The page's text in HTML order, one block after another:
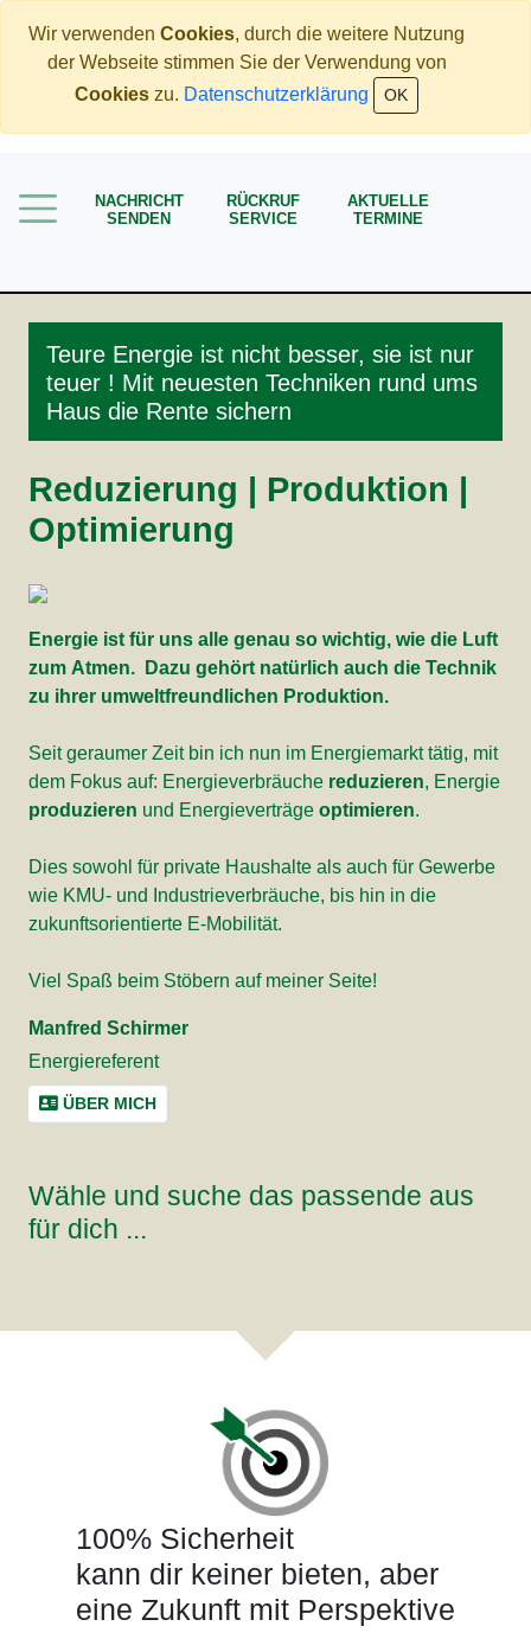
Wir verwenden Cookies, durch die weitere Nutzung
der Webseite stimmen Sie der Verwendung von
Cookies zu. Datenschutzerklärung OK
NACHRICHT
SENDEN
RÜCKRUF
SERVICE
AKTUELLE
TERMINE
Immobilien
Mehr Geld verdienen
Meine Angebote
Teure Energie ist nicht besser, sie ist nur
teuer ! Mit neuesten Techniken rund ums
Haus die Rente sichern
Reduzierung | Produktion |
Optimierung
Energie ist für uns alle genau so wichtig, wie die Luft
zum Atmen. Dazu gehört natürlich auch die Technik
zu ihrer umweltfreundlichen Produktion.
Seit geraumer Zeit bin ich nun im Energiemarkt tätig, mit
dem Fokus auf: Energieverbräuche reduzieren, Energie
produzieren und Energieverträge optimieren.
Dies sowohl für private Haushalte als auch für Gewerbe
wie KMU- und Industrieverbräuche, bis hin in die
zukunftsorientierte E-Mobilität.
Viel Spaß beim Stöbern auf meiner Seite!
Manfred Schirmer
Energiereferent
ÜBER MICH
Wähle und suche das passende aus
für dich ...
100% Sicherheit
kann dir keiner bieten, aber
eine Zukunft mit Perspektive